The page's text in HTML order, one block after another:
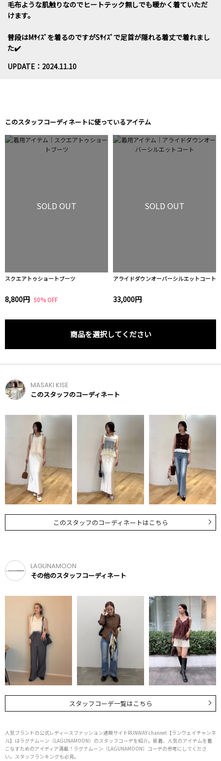
毛布ような肌触りなのでヒートテック無しでも暖かく着ていただ
けます。
普段はMｻｲｽﾞを着るのですがSｻｲｽﾞで足首が隠れる着丈で着れまし
た✔️
UPDATE：2024.11.10
このスタッフコーディネートに使っているアイテム
SOLD OUT
スクエアトゥショートブーツ
8,800円 50% OFF
SOLD OUT
アライドダウンオーバーシルエットコート
33,000円
商品を選択してください
MASAKI KISE
このスタッフのコーディネート
このスタッフのコーディネートはこちら
LAGUNAMOON
その他のスタッフコーディネート
スタッフコーデ一覧はこちら
人気ブランドの公式レディースファッション通販サイトRUNWAY channel【ランウェイチャンネ
ル】はラグナムーン（LAGUNAMOON）のスタッフコーデを紹介。新着、人気のアイテムを着
こなすためのアイディア満載！ラグナムーン（LAGUNAMOON）コーデの参考にしてくださ
い。スタッフランキングも必見。